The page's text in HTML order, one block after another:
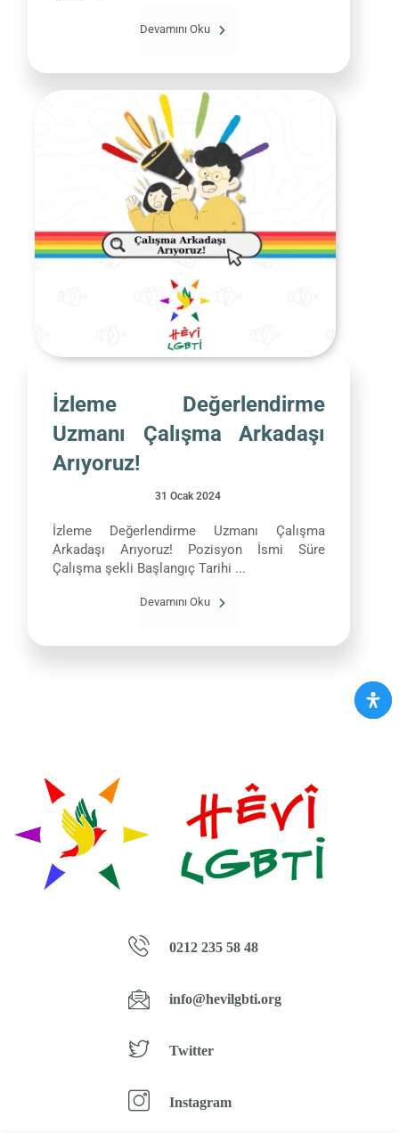
Devamını Oku
İzleme Değerlendirme
Uzmanı Çalışma Arkadaşı
Arıyoruz!
31 Ocak 2024
İzleme Değerlendirme Uzmanı Çalışma
Arkadaşı Arıyoruz! Pozisyon İsmi Süre
Çalışma şekli Başlangıç Tarihi ...
Devamını Oku
0212 235 58 48
info@hevilgbti.org
Twitter
Instagram